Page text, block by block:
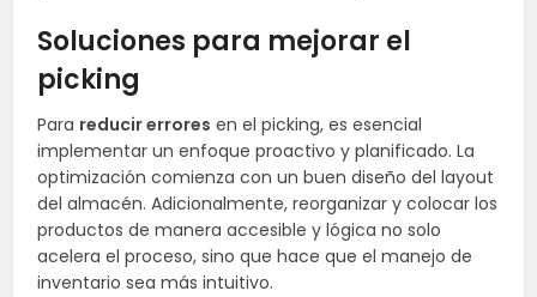
Soluciones para mejorar el
picking
Para reducir errores en el picking, es esencial
implementar un enfoque proactivo y planificado. La
optimización comienza con un buen diseño del layout
del almacén. Adicionalmente, reorganizar y colocar los
productos de manera accesible y lógica no solo
acelera el proceso, sino que hace que el manejo de
inventario sea más intuitivo.